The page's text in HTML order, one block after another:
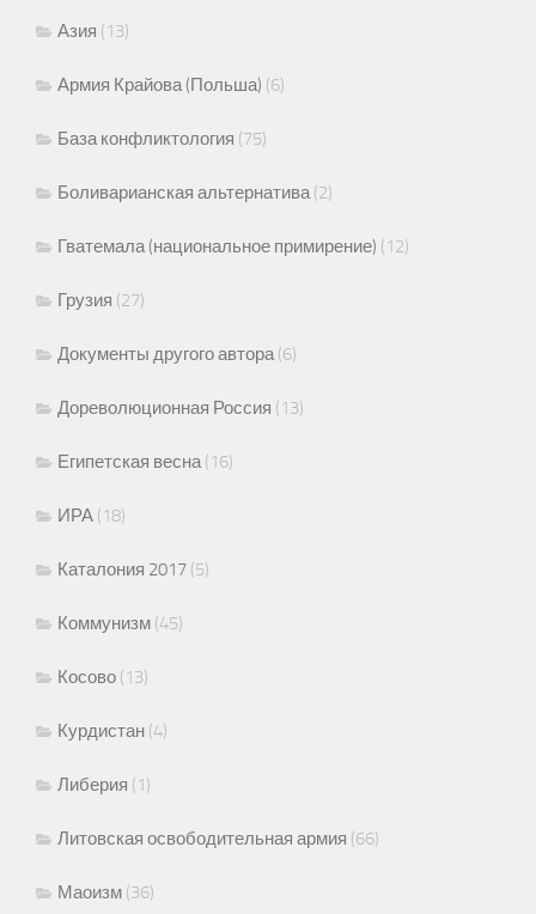
Азия (13)
Армия Крайова (Польша) (6)
База конфликтология (75)
Боливарианская альтернатива(2)
Гватемала (национальное примирение) (12)
Грузия (27)
Документы другого автора(6)
Дореволюционная Россия (13)
Египетская весна(16)
ИРА (18)
Каталония 2017 (5)
Коммунизм (45)
Косово (13)
Курдистан (4)
Либерия (1)
Литовская освободительная армия (66)
Маоизм (36)